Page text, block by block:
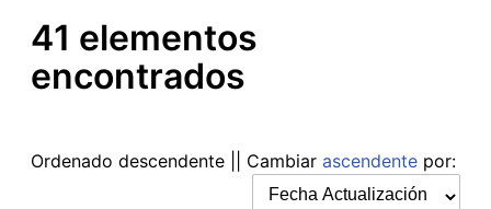
41 elementos
encontrados
Ordenado descendente || Cambiar ascendente por: